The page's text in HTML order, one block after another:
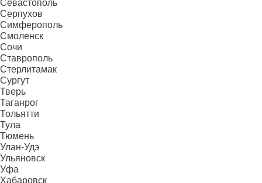
Севастополь
Серпухов
Симферополь
Смоленск
Сочи
Ставрополь
Стерлитамак
Сургут
Тверь
Таганрог
Тольятти
Тула
Тюмень
Улан-Удэ
Ульяновск
Уфа
Хабаровск